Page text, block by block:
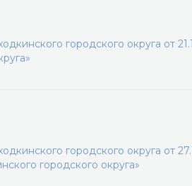
городского округа от
городского округа от
городского округа»